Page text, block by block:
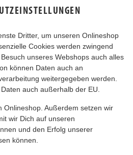
Dritter, um unseren Onlineshop
Cookies werden zwingend
unseres Webshops auch alles
können Daten auch an
weitergegeben werden.
auch außerhalb der EU.
Onlineshop. Außerdem setzen wir
wir Dich auf unseren
und den Erfolg unserer
können.
MIT AIOLI